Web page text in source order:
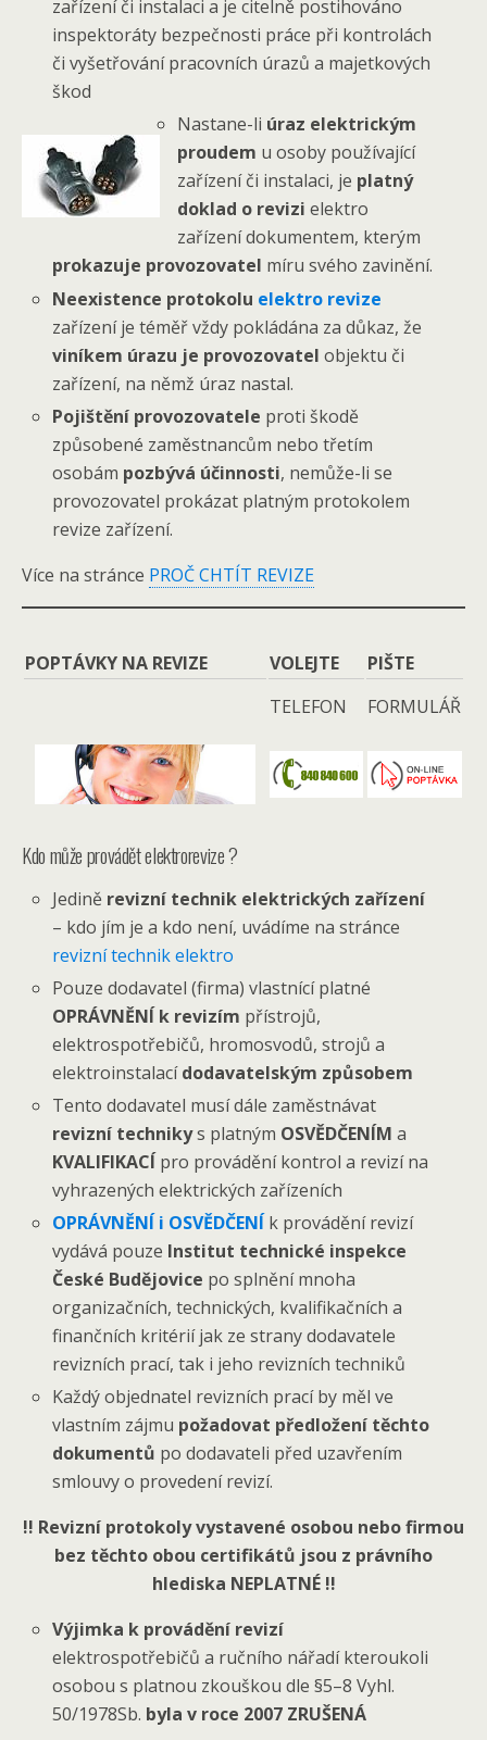
zařízení či instalaci a je citelně postihováno
inspektoráty bezpečnosti práce při kontrolách
či vyšetřování pracovních úrazů a majetkových
škod
Nastane-li úraz elektrickým
proudem u osoby používající
zařízení či instalaci, je platný
doklad o revizi elektro
zařízení dokumentem, kterým
prokazuje provozovatel míru svého zavinění.
Neexistence protokolu elektro revize
zařízení je téměř vždy pokládána za důkaz, že
viníkem úrazu je provozovatel objektu či
zařízení, na němž úraz nastal.
Pojištění provozovatele proti škodě
způsobené zaměstnancům nebo třetím
osobám pozbývá účinnosti, nemůže-li se
provozovatel prokázat platným protokolem
revize zařízení.
Více na stránce PROČ CHTÍT REVIZE
POPTÁVKY NA REVIZE VOLEJTE
PIŠTE
TELEFON
FORMULÁŘ
Kdo může provádět elektrorevize ?
Jedině revizní technik elektrických zařízení
– kdo jím je a kdo není, uvádíme na stránce
revizní technik elektro
Pouze dodavatel (firma) vlastnící platné
OPRÁVNĚNÍ k revizím přístrojů,
elektrospotřebičů, hromosvodů, strojů a
elektroinstalacídodavatelským způsobem
Tento dodavatel musí dále zaměstnávat
revizní technikys platným OSVĚDČENÍM a
KVALIFIKACÍ pro provádění kontrol a revizí na
vyhrazených elektrických zařízeních
OPRÁVNĚNÍ i OSVĚDČENÍ k provádění revizí
vydává pouze Institut technické inspekce
České Budějovice po splnění mnoha
organizačních, technických, kvalifikačních a
finančních kritérií jak ze strany dodavatele
revizních prací, tak i jeho revizních techniků
Každý objednatel revizních prací by měl ve
vlastním zájmu požadovat předložení těchto
dokumentů po dodavateli před uzavřením
smlouvy o provedení revizí.
!! Revizní protokoly vystavené osobou nebo firmou
bez těchto obou certifikátů jsou z právního
hlediska NEPLATNÉ !!
Výjimka k provádění revizí
elektrospotřebičů a ručního nářadí kteroukoli
osobou s platnou zkouškou dle §5–8 Vyhl.
50/1978Sb. byla v roce 2007 ZRUŠENÁ